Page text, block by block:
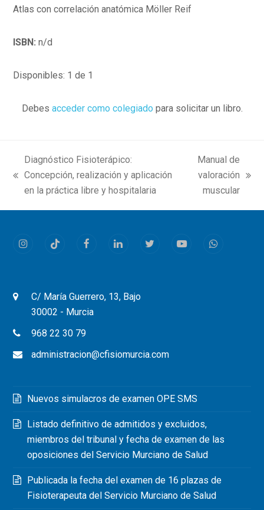
Atlas con correlación anatómica Möller Reif
ISBN: n/d
Disponibles: 1 de 1
Debes acceder como colegiado para solicitar un libro.
previous
post:
Diagnóstico Fisioterápico:
Concepción, realización y aplicación
en la práctica libre y hospitalaria
next
post:
Manual de
valoración
muscular
InstagramTiktok FacebookLinkedInTwitterYoutubeWhatsapp
C/ María Guerrero, 13, Bajo
30002 - Murcia
968 22 30 79
administracion@cfisiomurcia.com
Nuevos simulacros de examen OPE SMS
Listado definitivo de admitidos y excluidos,
miembros del tribunal y fecha de examen de las
oposiciones del Servicio Murciano de Salud
Publicada la fecha del examen de 16 plazas de
Fisioterapeuta del Servicio Murciano de Salud